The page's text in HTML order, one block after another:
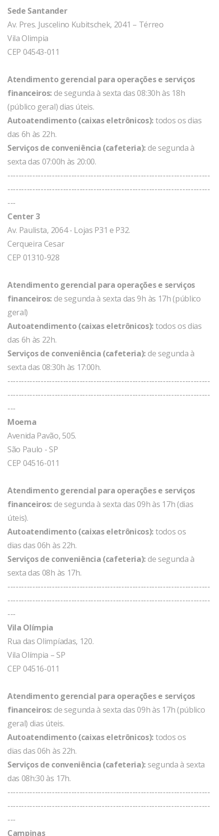
Sede Santander
Av. Pres. Juscelino Kubitschek, 2041 – Térreo
Vila Olimpia
CEP 04543-011
Atendimento gerencial para operações e serviços
financeiros:de segunda à sexta das 08:30h às 18h
(público geral) dias úteis.
Autoatendimento (caixas eletrônicos):todos os dias
das 6h às 22h.
Serviços de conveniência (cafeteria):de segunda à
sexta das 07:00h às 20:00.
-------------------------------------------------------------------------
-------------------------------------------------------------------------
---
Center 3
Av. Paulista, 2064 - Lojas P31 e P32.
Cerqueira Cesar
CEP 01310-928
Atendimento gerencial para operações e serviços
financeiros:de segunda à sexta das 9h às 17h (público
geral)
Autoatendimento (caixas eletrônicos):todos os dias
das 6h às 22h.
Serviços de conveniência (cafeteria):de segunda à
sexta das 08:30h às 17:00h.
-------------------------------------------------------------------------
-------------------------------------------------------------------------
---
Moema
Avenida Pavão, 505.
São Paulo - SP
CEP 04516-011
Atendimento gerencial para operações e serviços
financeiros:de segunda à sexta das 09h às 17h (dias
úteis).
Autoatendimento (caixas eletrônicos):todos os
dias das 06h às 22h.
Serviços de conveniência (cafeteria):de segunda à
sexta das 08h às 17h.
-------------------------------------------------------------------------
-------------------------------------------------------------------------
---
Vila Olímpia
Rua das Olimpíadas, 120.
Vila Olímpia – SP
CEP 04516-011
Atendimento gerencial para operações e serviços
financeiros:de segunda à sexta das 09h às 17h (público
geral) dias úteis.
Autoatendimento (caixas eletrônicos):todos os
dias das 06h às 22h.
Serviços de conveniência (cafeteria): segunda à sexta
das 08h:30 às 17h.
-------------------------------------------------------------------------
-------------------------------------------------------------------------
---
Campinas